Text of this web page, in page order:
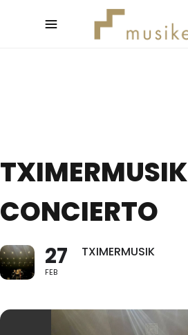
TXIMERMUSIK
CONCIERTO
27
FEB
TXIMERMUSIK